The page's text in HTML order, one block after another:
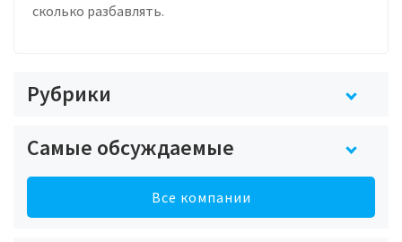
сколько разбавлять.
Рубрики
Самые обсуждаемые
Все компании